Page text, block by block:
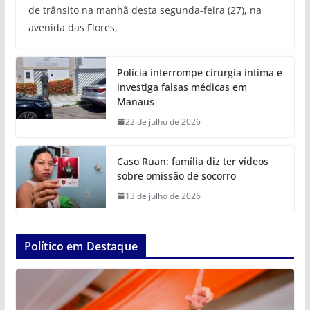
de trânsito na manhã desta segunda-feira (27), na
avenida das Flores,
Polícia interrompe cirurgia íntima e
investiga falsas médicas em
Manaus
22 de julho de 2026
Caso Ruan: família diz ter vídeos
sobre omissão de socorro
13 de julho de 2026
Político em Destaque